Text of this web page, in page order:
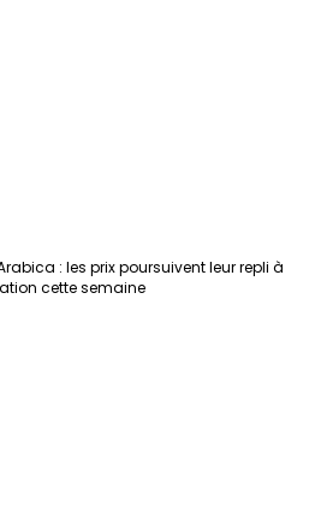
: les prix poursuivent leur repli à
cette semaine